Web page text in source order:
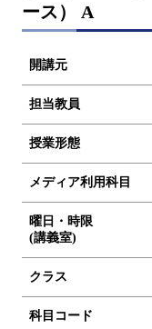
ース） A
開講元
担当教員
授業形態
メディア利用科目
曜日・時限
(講義室)
クラス
科目コード